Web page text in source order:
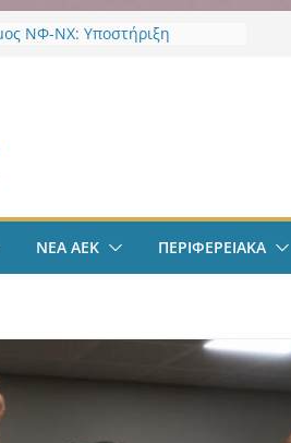
ΝΦ-ΝΧ: Υποστήριξη
| “Όλες οι εξελίξεις στην ΑΕΚ”
από το filadelfeiaradio & web
– Η ξεχωριστή υποδοχή
Μάριου Ηλιόπουλου
Χαζλαρή
ΝΕΑ ΑΕΚ ΠΕΡΙΦΕΡΕΙΑΚΑ